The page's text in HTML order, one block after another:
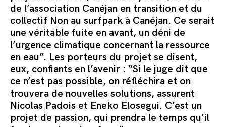
de l’association Canéjan en transition et du
collectif Non au surfpark à Canéjan. Ce serait
une véritable fuite en avant, un déni de
l’urgence climatique concernant la ressource
en eau”. Les porteurs du projet se disent,
eux, confiants en l’avenir : “Si le juge dit que
ce n’est pas possible, on réfléchira et on
trouvera de nouvelles solutions, assurent
Nicolas Padois et Eneko Elosegui. C’est un
projet de passion, qui prendra le temps qu’il